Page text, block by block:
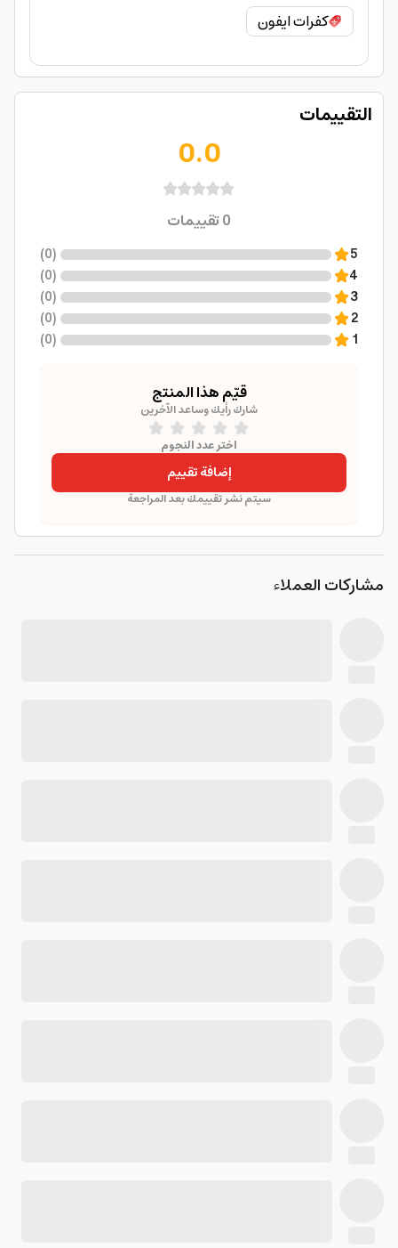
كفرات ايفون
التقييمات
0.0
0تقييمات
5
(
0
)
4
(
0
)
3
(
0
)
2
(
0
)
1
(
0
)
قيّم هذا المنتج
شارك رأيك وساعد الآخرين
اختر عدد النجوم
إضافة تقييم
سيتم نشر تقييمك بعد المراجعة
مشاركات العملاء